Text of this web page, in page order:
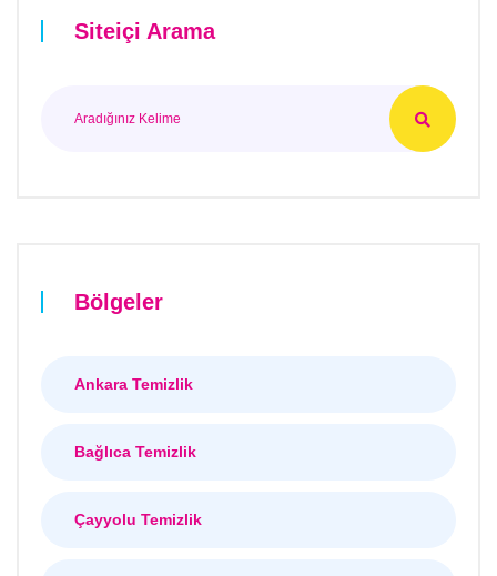
Siteiçi Arama
Bölgeler
Ankara Temizlik
Bağlıca Temizlik
Çayyolu Temizlik